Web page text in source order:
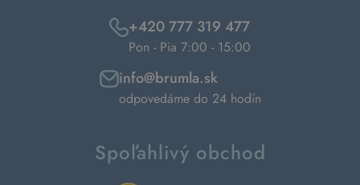
+420 777 319 477
Pon - Pia 7:00 - 15:00
info@brumla.sk
odpovedáme do 24 hodín
Spoľahlivý obchod